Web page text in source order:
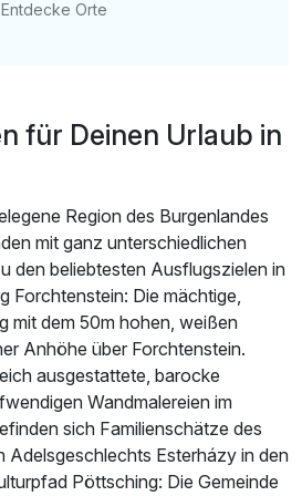
Entdecke Orte
für Deinen Urlaub in
Region des Burgenlandes
mit ganz unterschiedlichen
den beliebtesten Ausflugszielen in
Forchtenstein: Die mächtige,
mit dem 50m hohen, weißen
Anhöhe über Forchtenstein.
ausgestattete, barocke
Wandmalereien im
sich Familienschätze des
Adelsgeschlechts Esterházy in den
Pöttsching: Die Gemeinde